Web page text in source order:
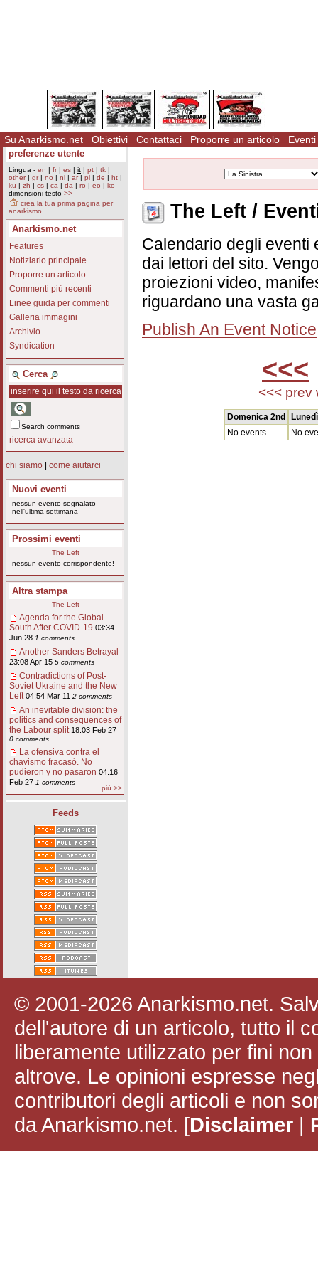
Su Anarkismo.net Obiettivi Contattaci Proporre un articolo Eventi
preferenze utente
Lingua - en | fr| es | it | pt | tk |
other| gr| no | nl | ar| pl | de | ht |
ku | zh | cs | ca | da | ro | eo | ko
dimensioni testo >>
crea la tua prima pagina per
anarkismo
Anarkismo.net
Features
Notiziario principale
Proporre un articolo
Commenti più recenti
Linee guida per commenti
Galleria immagini
Archivio
Syndication
Cerca
Search comments
ricerca avanzata
chi siamo come aiutarci
Nuovi eventi
nessun evento segnalato
nell'ultima settimana
Prossimi eventi
The Left
nessun evento corrispondente!
Altra stampa
The Left
Agenda for the Global
South After COVID-19 03:34
Jun 28 1 comments
Another Sanders Betrayal
23:08 Apr 15 5 comments
Contradictions of Post-
Soviet Ukraine and the New
Left 04:54 Mar 11 2 comments
An inevitable division: the
politics and consequences of
the Labour split 18:03 Feb 27
0 comments
La ofensiva contra el
chavismo fracasó. No
pudieron y no pasaron 04:16
Feb 27 1 comments
più >>
Feeds
The Left /
Calendario degli eventi
dai lettori del sito.
proiezioni video,
riguardano una vasta
Publish An Event Notice
<<<
<<< prev
Domenica 2nd
No events
No
© 2001-2026 Anarkismo.net.
dell'autore di un articolo, tutto il
liberamente utilizzato per fini
altrove. Le opinioni espresse
contributori degli articoli e non
da Anarkismo.net. [Disclaimer |